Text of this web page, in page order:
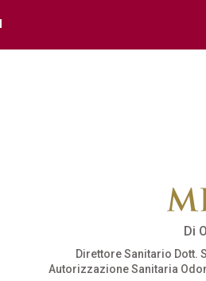
Di
Direttore Sanitario Dott.
Autorizzazione Sanitaria